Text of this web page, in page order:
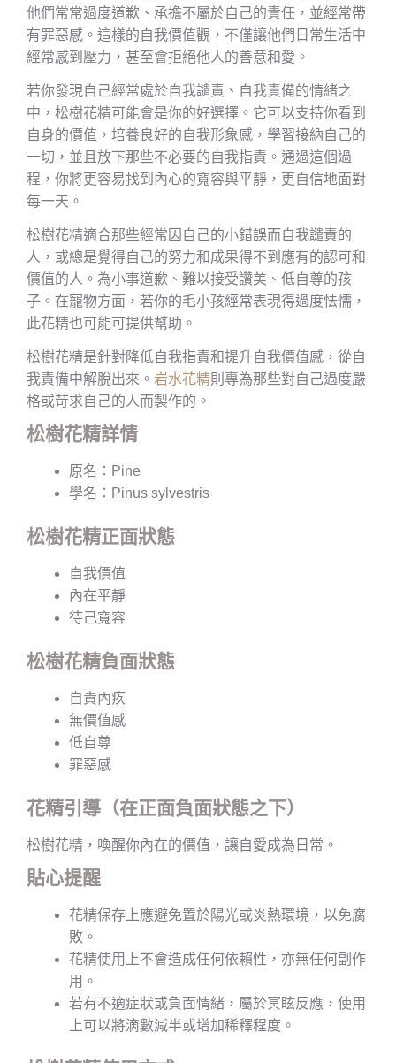
他們常常過度道歉、承擔不屬於自己的責任，並經常帶
有罪惡感。這樣的自我價值觀，不僅讓他們日常生活中
經常感到壓力，甚至會拒絕他人的善意和愛。
若你發現自己經常處於自我譴責、自我責備的情緒之
中，松樹花精可能會是你的好選擇。它可以支持你看到
自身的價值，培養良好的自我形象感，學習接納自己的
一切，並且放下那些不必要的自我指責。通過這個過
程，你將更容易找到內心的寬容與平靜，更自信地面對
每一天。
松樹花精適合那些經常因自己的小錯誤而自我譴責的
人，或總是覺得自己的努力和成果得不到應有的認可和
價值的人。為小事道歉、難以接受讚美、低自尊的孩
子。在寵物方面，若你的毛小孩經常表現得過度怯懦，
此花精也可能可提供幫助。
松樹花精是針對降低自我指責和提升自我價值感，從自
我責備中解脫出來。 岩水花精則專為那些對自己過度嚴
格或苛求自己的人而製作的。
松樹花精詳情
原名：Pine
學名：Pinus sylvestris
松樹花精正面狀態
自我價值
內在平靜
待己寬容
松樹花精負面狀態
自責內疚
無價值感
低自尊
罪惡感
花精引導（在正面負面狀態之下）
松樹花精，喚醒你內在的價值，讓自愛成為日常。
貼心提醒
花精保存上應避免置於陽光或炎熱環境，以免腐
敗。
花精使用上不會造成任何依賴性，亦無任何副作
用。
若有不適症狀或負面情緒，屬於冥眩反應，使用
上可以將滴數減半或增加稀釋程度。